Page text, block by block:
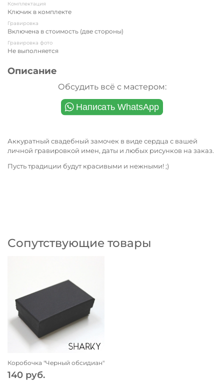
Комплектация
Ключик в комплекте
Гравировка
Включена в стоимость (две стороны)
Гравировка фото
Не выполняется
Описание
Обсудить всё с мастером:
Аккуратный свадебный замочек в виде сердца с вашей
личной гравировкой имен, даты и любых рисунков на заказ.
Пусть традиции будут красивыми и нежными! ;)
Сопутствующие товары
Коробочка "Черный обсидиан"
140 руб.